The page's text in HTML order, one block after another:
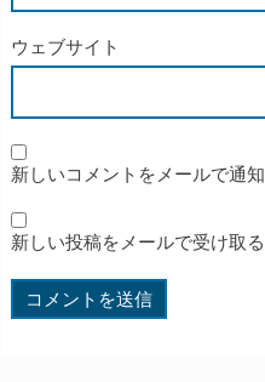
ウェブサイト
新しいコメントをメールで通知
新しい投稿をメールで受け取る